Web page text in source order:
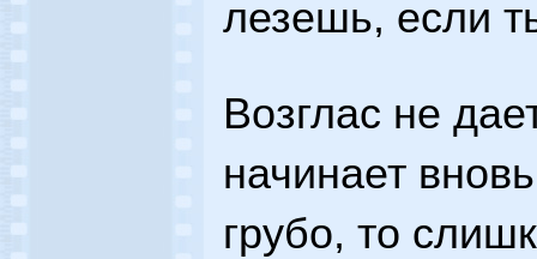
лезешь, если
Возглас не
начинает
грубо, то